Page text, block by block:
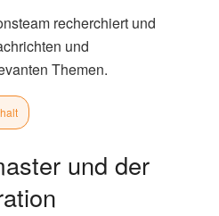
recherchiert und
und
Themen.
und der